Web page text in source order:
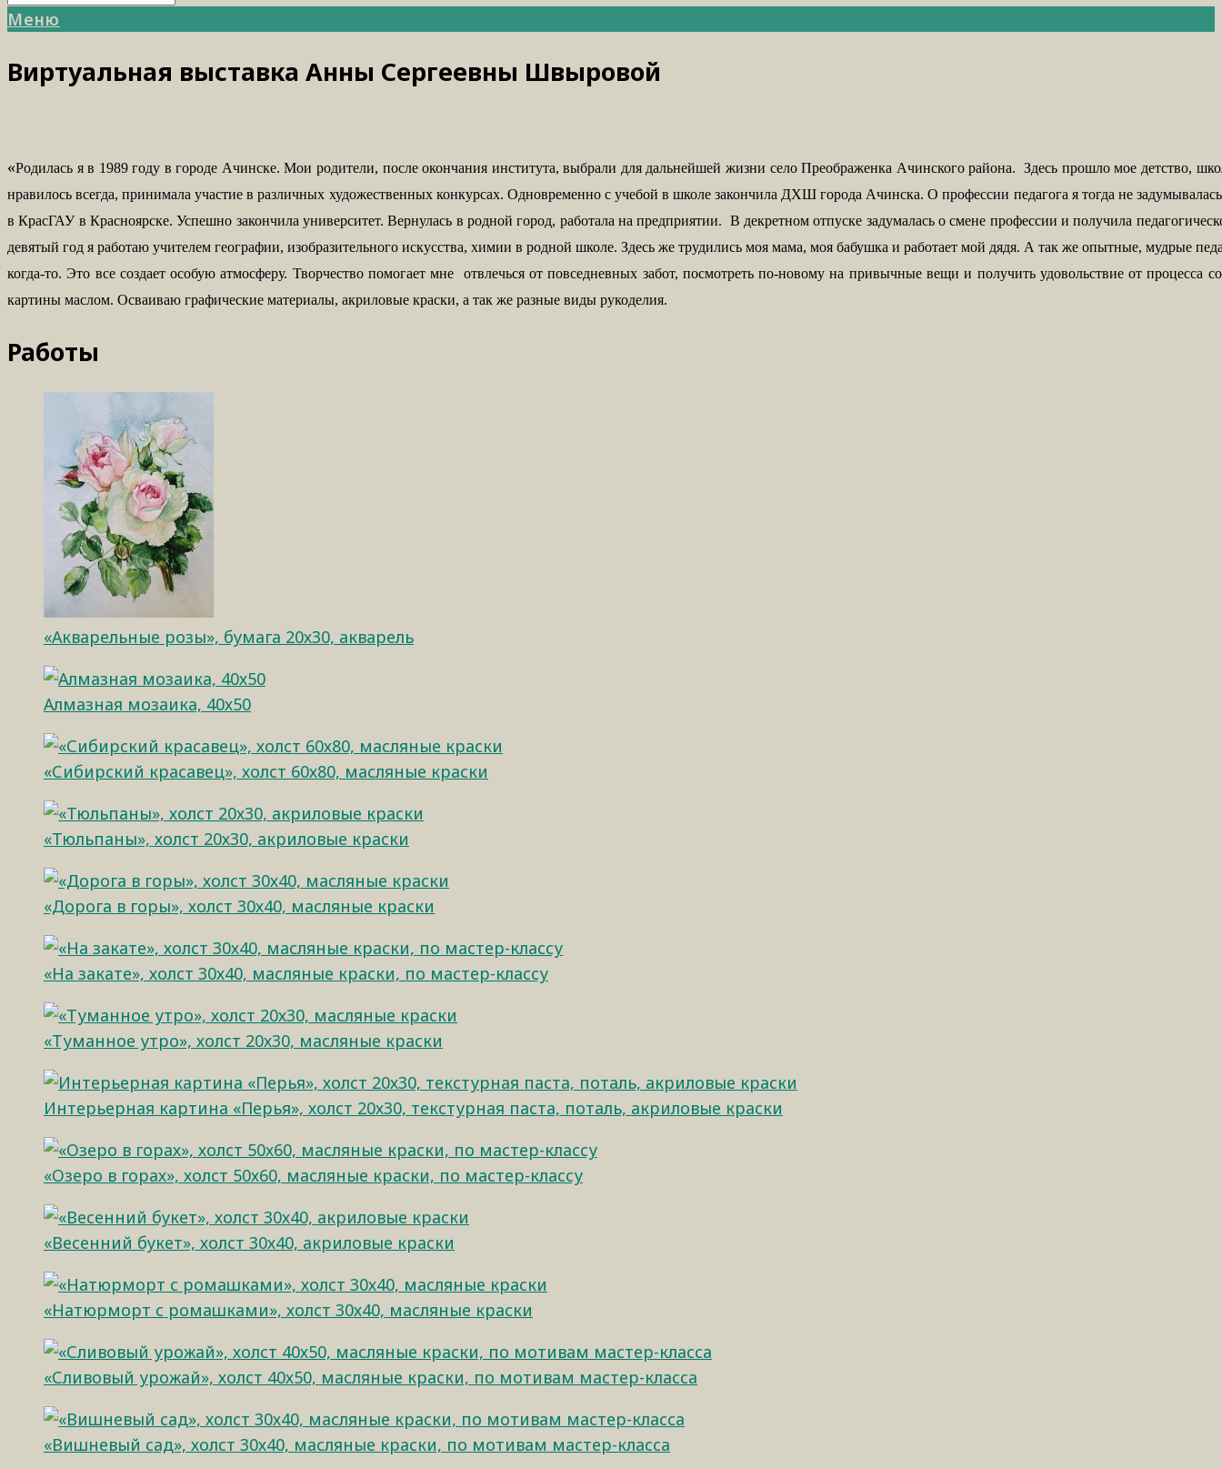
Меню
Виртуальная выставка Анны Сергеевны Швыровой
«Родилась я в 1989 году в городе Ачинске. Мои родители, после окончания института, выбрали для дальнейшей жизни село Преображенка Ачинского района. Здесь прошло мое детство,
нравилось всегда, принимала участие в различных художественных конкурсах. Одновременно с учебой в школе закончила ДХШ города Ачинска. О профессии педагога я тогда не
в КрасГАУ в Красноярске. Успешно закончила университет. Вернулась в родной город, работала на предприятии. В декретном отпуске задумалась о смене профессии и получила
девятый год я работаю учителем географии, изобразительного искусства, химии в родной школе. Здесь же трудились моя мама, моя бабушка и работает мой дядя. А так же опытные, мудрые
когда-то. Это все создает особую атмосферу. Творчество помогает мне отвлечься от повседневных забот, посмотреть по-новому на привычные вещи и получить удовольствие от процесса
картины маслом. Осваиваю графические материалы, акриловые краски, а так же разные виды рукоделия.
Работы
«Акварельные розы», бумага 20х30, акварель
Алмазная мозаика, 40х50
«Сибирский красавец», холст 60х80, масляные краски
«Тюльпаны», холст 20х30, акриловые краски
«Дорога в горы», холст 30х40, масляные краски
«На закате», холст 30х40, масляные краски, по мастер-классу
«Туманное утро», холст 20х30, масляные краски
Интерьерная картина «Перья», холст 20х30, текстурная паста, поталь, акриловые краски
«Озеро в горах», холст 50х60, масляные краски, по мастер-классу
«Весенний букет», холст 30х40, акриловые краски
«Натюрморт с ромашками», холст 30х40, масляные краски
«Сливовый урожай», холст 40х50, масляные краски, по мотивам мастер-класса
«Вишневый сад», холст 30х40, масляные краски, по мотивам мастер-класса